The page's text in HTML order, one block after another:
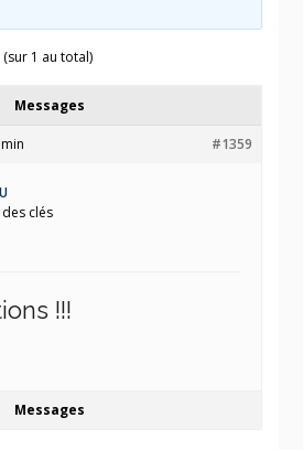
1 au total)
Messages
#1359
clés
!!!
Messages